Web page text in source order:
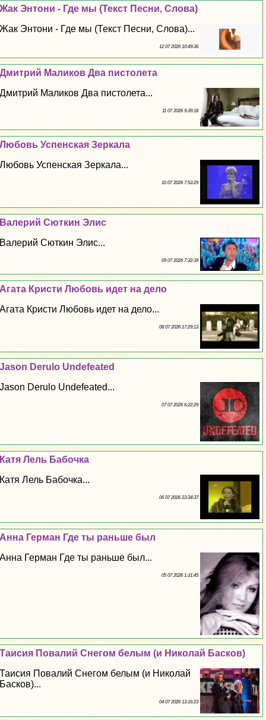
Жак Энтони - Где мы (Текст Песни, Слова)
Жак Энтони - Где мы (Текст Песни, Слова)...
12 07 2026 10:49:36
Дмитрий Маликов Два пистолета
Дмитрий Маликов Два пистолета...
11 07 2026 9:39:18
Любовь Успенская Зеркала
Любовь Успенская Зеркала...
10 07 2026 7:53:29
Валерий Сюткин Элис
Валерий Сюткин Элис...
09 07 2026 7:32:39
Агата Кристи Любовь идет на дело
Агата Кристи Любовь идет на дело...
08 07 2026 17:29:13
Jason Derulo Undefeated
Jason Derulo Undefeated...
07 07 2026 6:22:29
Катя Лель Бабочка
Катя Лель Бабочка...
06 07 2026 23:34:37
Анна Герман Где ты раньше был
Анна Герман Где ты раньше был...
05 07 2026 1:31:45
Таисия Повалий Снегом белым (и Николай Басков)
Таисия Повалий Снегом белым (и Николай
Басков)...
04 07 2026 13:16:23